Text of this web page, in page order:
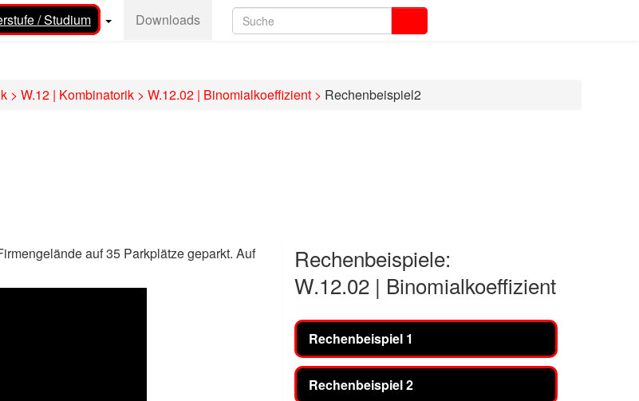
/ Studium Downloads
> W.12 | Kombinatorik > W.12.02 | Binomialkoeffizient > Rechenbeispiel2
auf 35 Parkplätze geparkt. Auf
Rechenbeispiele:
W.12.02 | Binomialkoeffizient
Rechenbeispiel 1
Rechenbeispiel 2